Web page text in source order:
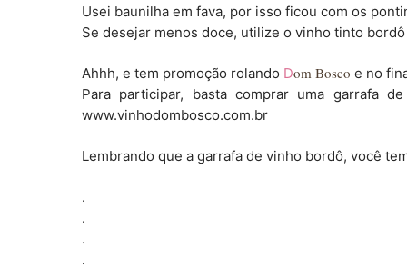
Usei baunilha em fava, por isso ficou com os
Se desejar menos doce, utilize o vinho tinto
Ahhh, e tem promoção rolando Dom Bosco e no
Para participar, basta comprar uma garrafa
www.vinhodombosco.com.br
Lembrando que a garrafa de vinho bordô, você
.
.
.
.